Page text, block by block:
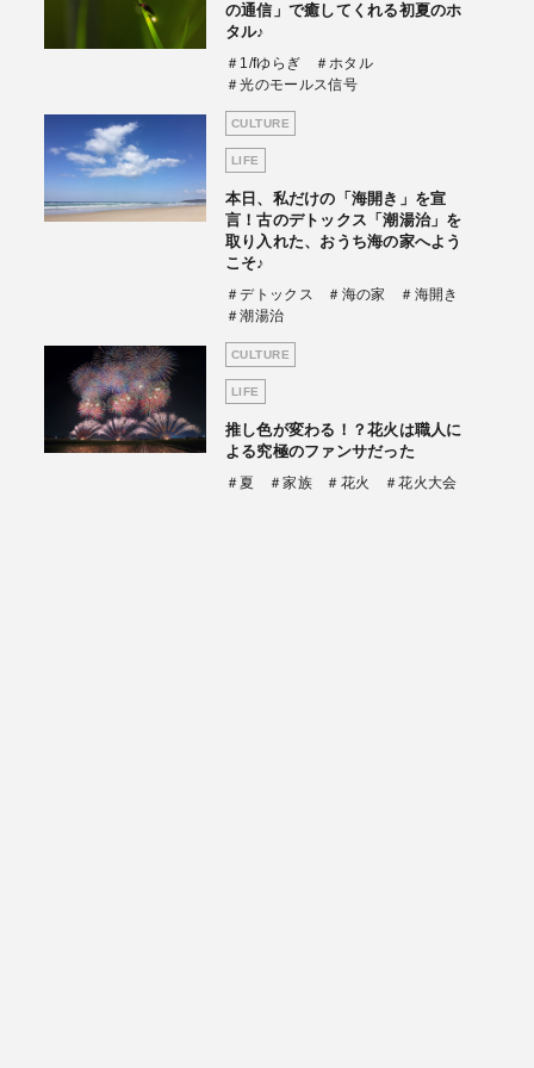
の通信」で癒してくれる初夏のホ
タル♪
＃1/fゆらぎ
＃ホタル
＃光のモールス信号
CULTURE
LIFE
本日、私だけの「海開き」を宣
言！古のデトックス「潮湯治」を
取り入れた、おうち海の家へよう
こそ♪
＃デトックス ＃海の家
＃海開き
＃潮湯治
CULTURE
LIFE
推し色が変わる！？花火は職人に
よる究極のファンサだった
＃夏 ＃家族 ＃花火 ＃花火大会